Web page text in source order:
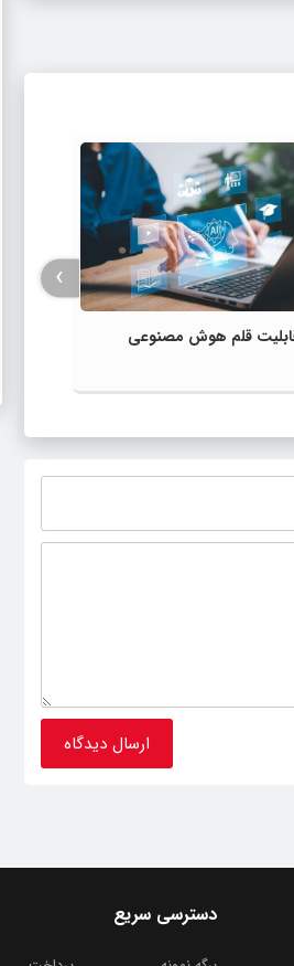
قابلیت قلم هوش مصنوعی
›
دسترسی سریع